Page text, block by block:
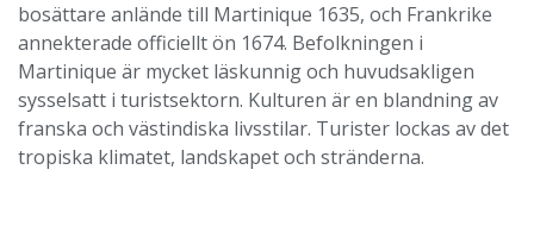
bosättare anlände till Martinique 1635, och Frankrike
annekterade officiellt ön 1674. Befolkningen i
Martinique är mycket läskunnig och huvudsakligen
sysselsatt i turistsektorn. Kulturen är en blandning av
franska och västindiska livsstilar. Turister lockas av det
tropiska klimatet, landskapet och stränderna.